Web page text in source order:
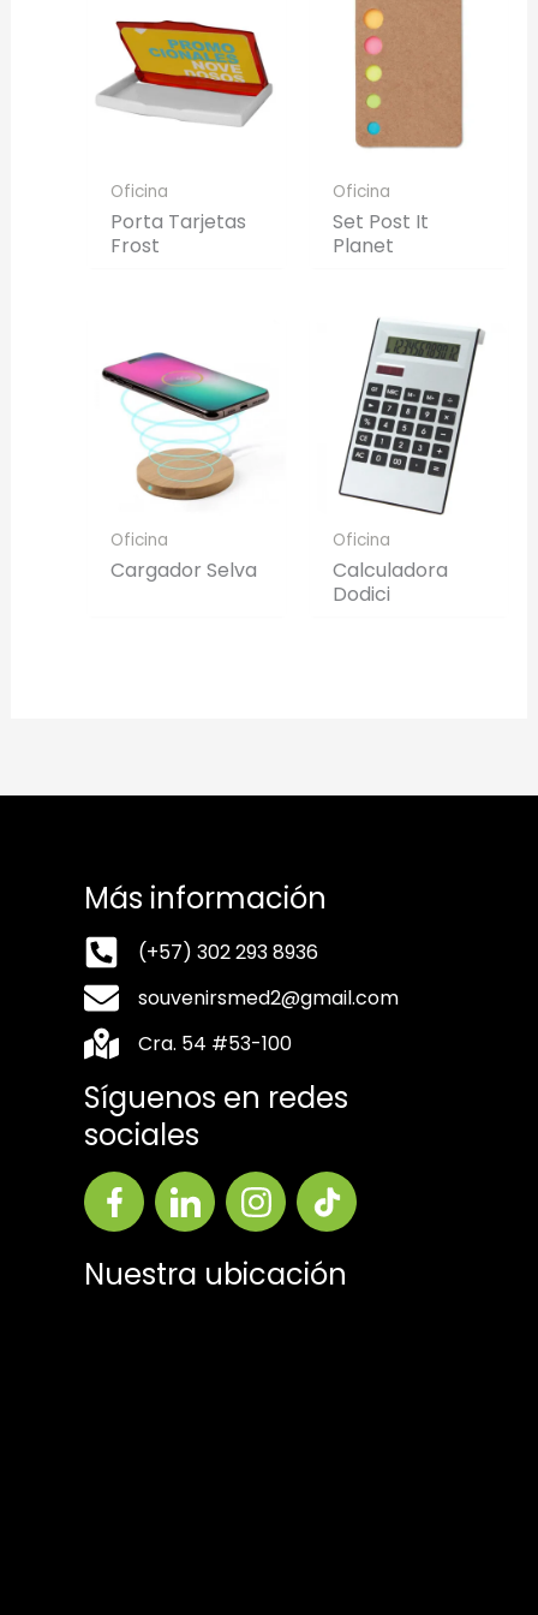
Conserva los colores originales de tu logotipo.
Generar Vista Previa con IA
Oficina
Porta Tarjetas
Frost
Oficina
Set Post It
Planet
Oficina
Cargador Selva
Oficina
Calculadora
Dodici
Más información
(+57) 302 293 8936
souvenirsmed2@gmail.com
Cra. 54 #53-100
Síguenos en redes
sociales
Nuestra ubicación